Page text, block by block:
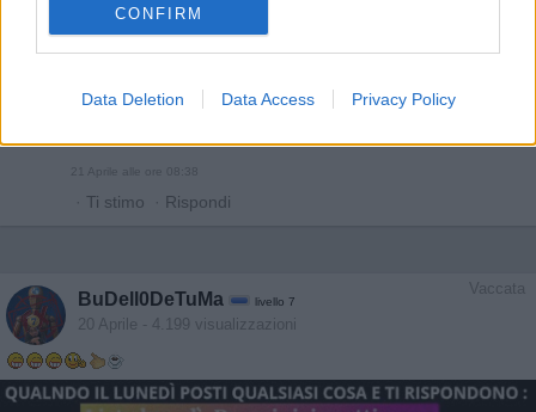
CONFIRM
Data Deletion Data Access Privacy Policy
21 Aprile alle ore 08:38
· Ti stimo · Rispondi
Vaccata
BuDell0DeTuMa livello 7
20 Aprile - 4.199 visualizzazioni